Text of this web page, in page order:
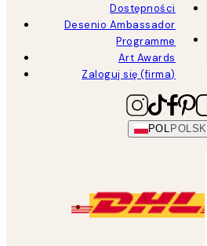
Dostępności
Desenio Ambassador
Programme
Art Awards
Zaloguj się (firma)
POL POLSKI